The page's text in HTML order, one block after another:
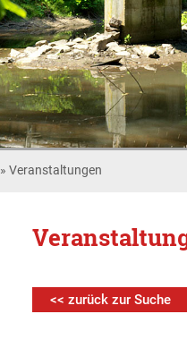
» Veranstaltungen
<< zurück zur Suche